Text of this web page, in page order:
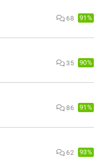
68 91%
35 90%
86 91%
62 93%